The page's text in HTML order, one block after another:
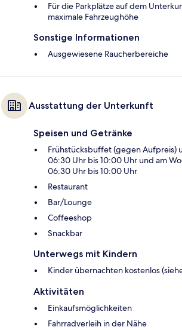
Für die Parkplätze auf dem
maximale Fahrzeughöhe
Sonstige Informationen
Ausgewiesene Raucherbereiche
Ausstattung der Unterkunft
Speisen und Getränke
Frühstücksbuffet (gegen Aufpreis)
06:30 Uhr bis 10:00 Uhr und am
06:30 Uhr bis 10:00 Uhr
Restaurant
Bar/Lounge
Coffeeshop
Snackbar
Unterwegs mit Kindern
Kinder übernachten kostenlos
Aktivitäten
Einkaufsmöglichkeiten
Fahrradverleih in der Nähe